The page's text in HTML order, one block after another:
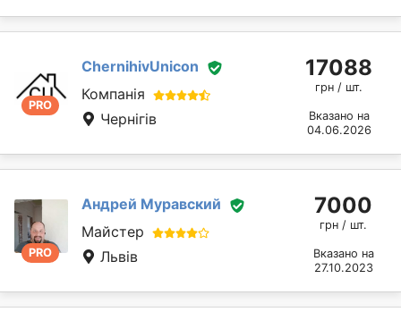
PRO
ChernihivUnicon
Компанія
Чернігів
17088
грн / шт.
Вказано на
04.06.2026
PRO
Андрей Муравский
Майстер
Львів
7000
грн / шт.
Вказано на
27.10.2023